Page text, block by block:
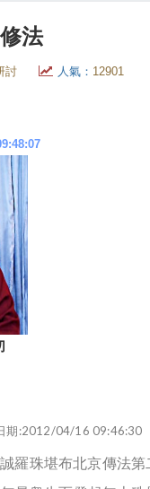
法
討 人氣： 12901
期:2012/04/16
羅珠堪布北京傳法第